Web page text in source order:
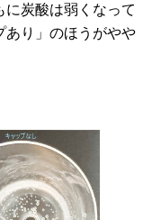
に炭酸は弱くなって
あり」のほうがやや